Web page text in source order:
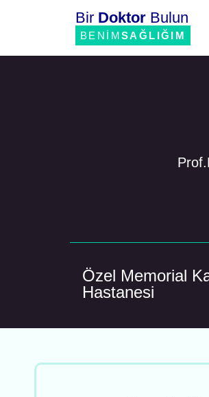
Bir Doktor Bulun
BENİMSAĞLIĞIM
Özel Memorial
Hastanesi